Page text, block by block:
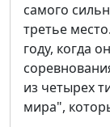
самого
третье
году, когда
из четырех
мира",